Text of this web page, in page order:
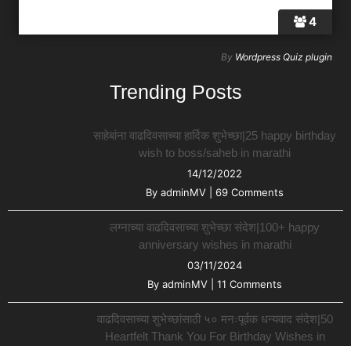
4
By Wordpress Quiz plugin
Trending Posts
साहेबांना वाढदिवसाच्या हार्दिक शुभेच्छा|25 happy birthday
wish to boss/saheb in marathi
14/12/2022
By adminMV 69 Comments
लग्नाच्या वाढदिवसाच्या शुभेच्छा संदेश|100+ happy
anniversary wishes in marathi
03/11/2024
By adminMV 11 Comments
वाढदिवसाच्या शुभेच्छांसाठी ५० मनःपूर्वक धन्यवाद संदेश|50
Heartfelt Thank You For Birthday Wishes in